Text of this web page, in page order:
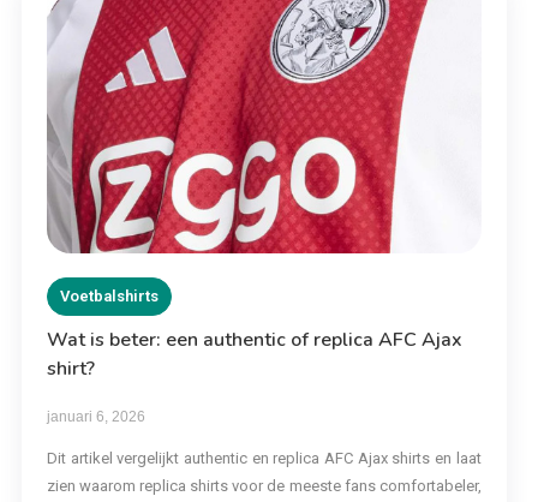
Voetbalshirts
Wat is beter: een authentic of replica AFC Ajax
shirt?
januari 6, 2026
Dit artikel vergelijkt authentic en replica AFC Ajax shirts en laat
zien waarom replica shirts voor de meeste fans comfortabeler,